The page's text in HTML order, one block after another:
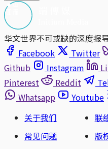
华文世界不可或缺的深度报
Facebook
Twitter
Github
Instagram
Pinterest
Reddit
Whatsapp
Youtube
关于我们
联
常见问题
版